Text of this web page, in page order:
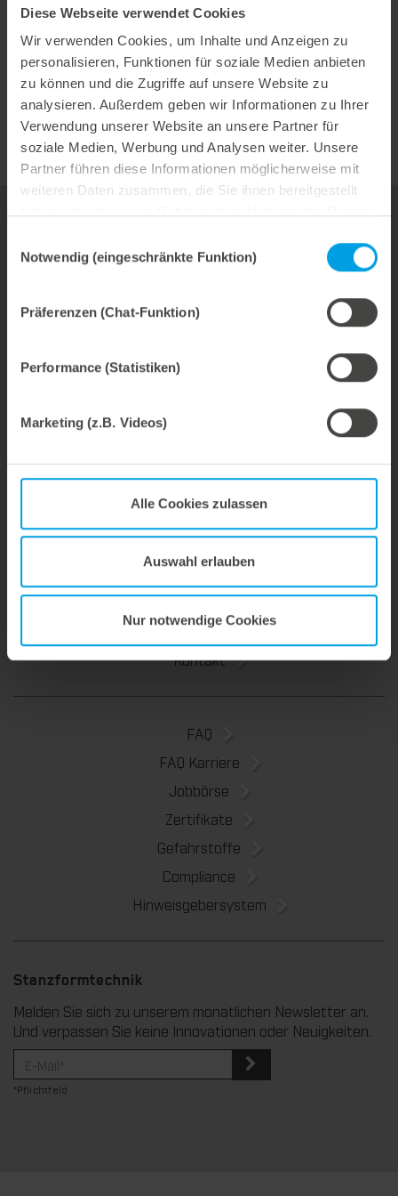
Diese Webseite verwendet Cookies
Wir verwenden Cookies, um Inhalte und Anzeigen zu
personalisieren, Funktionen für soziale Medien anbieten
zu können und die Zugriffe auf unsere Website zu
analysieren. Außerdem geben wir Informationen zu Ihrer
Verwendung unserer Website an unsere Partner für
soziale Medien, Werbung und Analysen weiter. Unsere
Partner führen diese Informationen möglicherweise mit
weiteren Daten zusammen, die Sie ihnen bereitgestellt
Notwendig (eingeschränkte Funktion)
Präferenzen (Chat-Funktion)
Performance (Statistiken)
Marketing (z.B. Videos)
Alle Cookies zulassen
Auswahl erlauben
Nur notwendige Cookies
schnelle Installation
maximale Sicherheit
abfallfreie Produkte
Ihr Ansprechpartner für den Bereich
Technik
& Etiketten
Michael Kiesel
Email:michael.kiesel@marbach.com
News
Nachhaltigkeit
Kontakt
FAQ
FAQ Karriere
Jobbörse
Zertifikate
Gefahrstoffe
Compliance
Hinweisgebersystem
Stanzformtechnik
Melden Sie sich zu unserem monatlichen Newsletter an.
Und verpassen Sie keine Innovationen oder Neuigkeiten.
*Pflichtfeld